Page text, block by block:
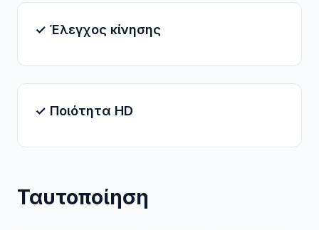
✓ Έλεγχος κίνησης
✓ Ποιότητα HD
Ταυτοποίηση